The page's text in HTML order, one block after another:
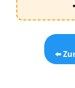
⬅️